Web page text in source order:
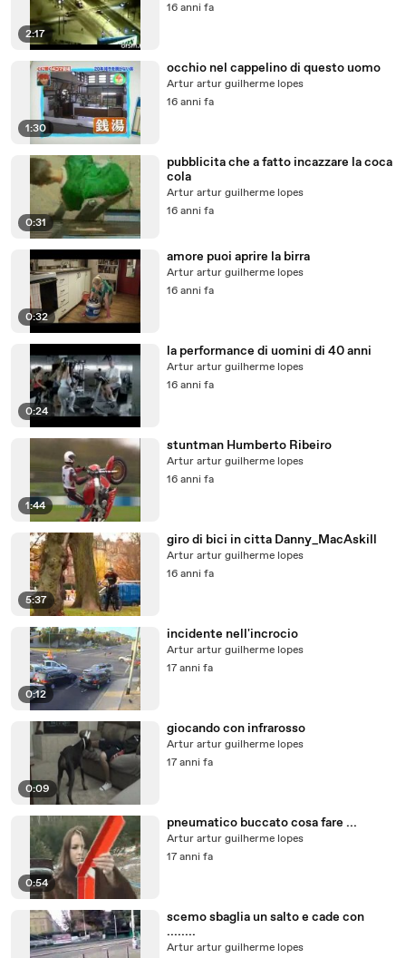
2:17
16 anni fa
1:30
occhio nel cappelino di questo uomo
Artur artur guilherme lopes
16 anni fa
0:31
pubblicita che a fatto incazzare la coca
cola
Artur artur guilherme lopes
16 anni fa
0:32
amore puoi aprire la birra
Artur artur guilherme lopes
16 anni fa
0:24
la performance di uomini di 40 anni
Artur artur guilherme lopes
16 anni fa
1:44
stuntman Humberto Ribeiro
Artur artur guilherme lopes
16 anni fa
5:37
giro di bici in citta Danny_MacAskill
Artur artur guilherme lopes
16 anni fa
0:12
incidente nell'incrocio
Artur artur guilherme lopes
17 anni fa
0:09
giocando con infrarosso
Artur artur guilherme lopes
17 anni fa
0:54
pneumatico buccato cosa fare ...
Artur artur guilherme lopes
17 anni fa
scemo sbaglia un salto e cade con
........
Artur artur guilherme lopes